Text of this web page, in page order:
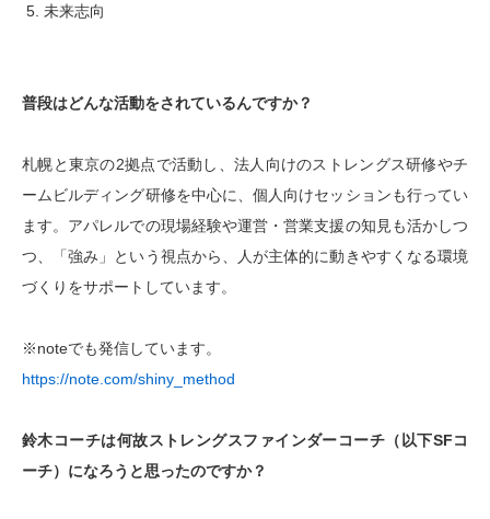
未来志向
普段はどんな活動をされているんですか？
札幌と東京の2拠点で活動し、法人向けのストレングス研修やチ
ームビルディング研修を中心に、個人向けセッションも行ってい
ます。アパレルでの現場経験や運営・営業支援の知見も活かしつ
つ、「強み」という視点から、人が主体的に動きやすくなる環境
づくりをサポートしています。
※noteでも発信しています。
https://note.com/shiny_method
鈴木コーチは何故ストレングスファインダーコーチ（以下SFコ
ーチ）になろうと思ったのですか？